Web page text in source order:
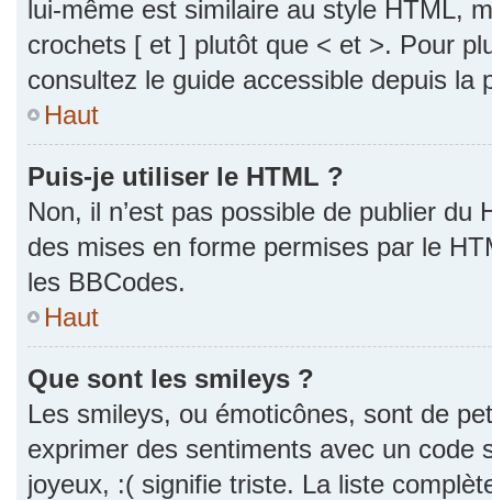
lui-même est similaire au style HTML,
crochets [ et ] plutôt que < et >. Pour
consultez le guide accessible depuis la
Haut
Puis-je utiliser le HTML ?
Non, il n’est pas possible de publier
des mises en forme permises par le
les BBCodes.
Haut
Que sont les smileys ?
Les smileys, ou émoticônes, sont de
exprimer des sentiments avec un code
joyeux, :( signifie triste. La liste